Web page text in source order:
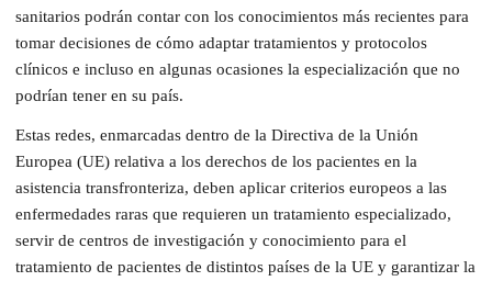
sanitarios podrán contar con los conocimientos más recientes para
tomar decisiones de cómo adaptar tratamientos y protocolos
clínicos e incluso en algunas ocasiones la especialización que no
podrían tener en su país.
Estas redes, enmarcadas dentro de la Directiva de la Unión
Europea (UE) relativa a los derechos de los pacientes en la
asistencia transfronteriza, deben aplicar criterios europeos a las
enfermedades raras que requieren un tratamiento especializado,
servir de centros de investigación y conocimiento para el
tratamiento de pacientes de distintos países de la UE y garantizar la